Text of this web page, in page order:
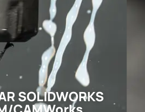
SOLIDWORKS